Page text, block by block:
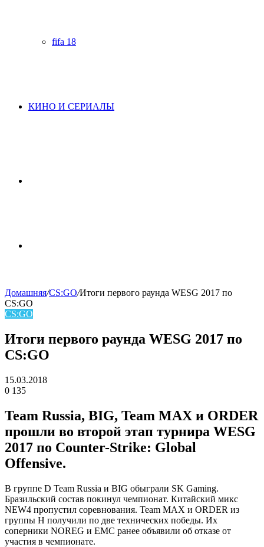
fifa 18
КИНО И СЕРИАЛЫ
skin
Домашняя/CS:GO/Итоги первого раунда WESG 2017 по
CS:GO
CS:GO
Итоги первого раунда WESG 2017 по
CS:GO
15.03.2018
0 135
Team Russia, BIG, Team MAX и ORDER
прошли во второй этап турнира WESG
2017 по Counter-Strike: Global
Offensive.
В группе D Team Russia и BIG обыграли SK Gaming.
Бразильский состав покинул чемпионат. Китайский микс
NEW4 пропустил соревнования. Team MAX и ORDER из
группы H получили по две технических победы. Их
соперники NOREG и EMC ранее объявили об отказе от
участия в чемпионате.